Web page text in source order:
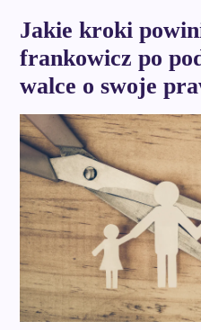
Jakie kroki
frankowicz po
walce o swoje